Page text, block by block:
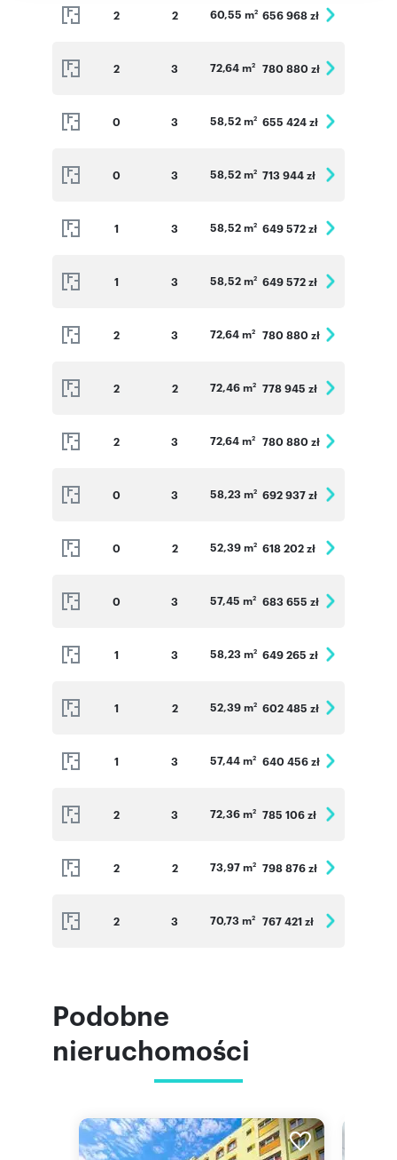
2 2 60,55 m2 656 968 zł
2 3 72,64 m2 780 880 zł
0 3 58,52 m2 655 424 zł
0 3 58,52 m2 713 944 zł
1 3 58,52 m2 649 572 zł
1 3 58,52 m2 649 572 zł
2 3 72,64 m2 780 880 zł
2 2 72,46 m2 778 945 zł
2 3 72,64 m2 780 880 zł
0 3 58,23 m2 692 937 zł
0 2 52,39 m2 618 202 zł
0 3 57,45 m2 683 655 zł
1 3 58,23 m2 649 265 zł
1 2 52,39 m2 602 485 zł
1 3 57,44 m2 640 456 zł
2 3 72,36 m2 785 106 zł
2 2 73,97 m2 798 876 zł
2 3 70,73 m2 767 421 zł
Podobne
nieruchomości